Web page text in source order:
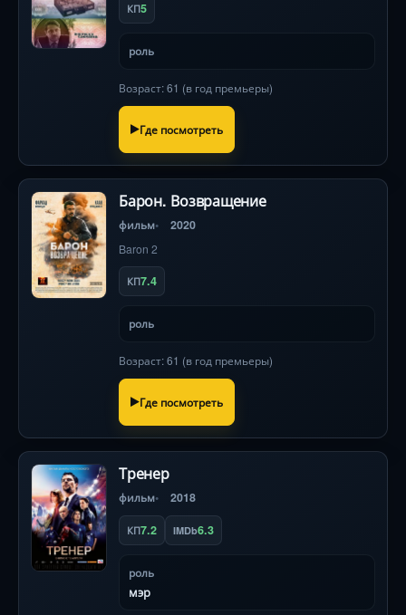
КП5
роль
Возраст: 61 (в год премьеры)
Где посмотреть
Барон. Возвращение
фильм 2020
Baron 2
КП7.4
роль
Возраст: 61 (в год премьеры)
Где посмотреть
Тренер
фильм 2018
КП7.2 IMDb6.3
роль
мэр